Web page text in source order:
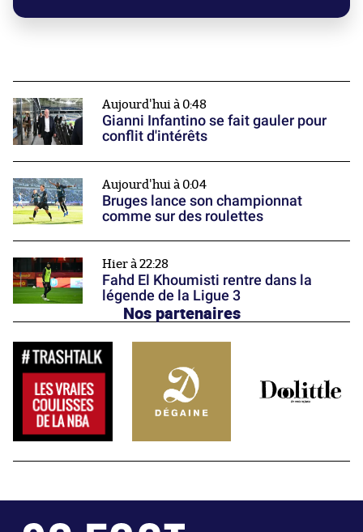
Aujourd'hui à 0:48
Gianni Infantino se fait gauler pour
conflit d'intérêts
Aujourd'hui à 0:04
Bruges lance son championnat
comme sur des roulettes
Hier à 22:28
Fahd El Khoumisti rentre dans la
légende de la Ligue 3
Nos partenaires